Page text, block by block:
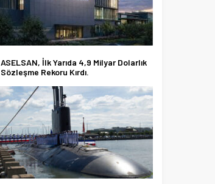
ASELSAN, İlk Yarıda 4,9 Milyar Dolarlık
Sözleşme Rekoru Kırdı.